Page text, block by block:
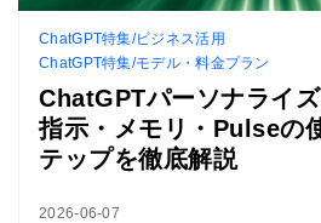
ChatGPT特集/ビジネス活用
ChatGPT特集/モデル・料金プラン
ChatGPTパーソナライ
指示・メモリ・Pulseの
テップを徹底解説
2026-06-07